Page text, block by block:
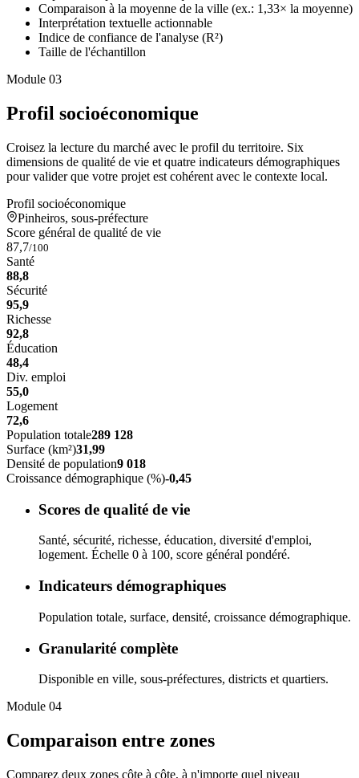
Comparaison à la moyenne de la ville (ex.: 1,33× la moyenne)
Interprétation textuelle actionnable
Indice de confiance de l'analyse (R²)
Taille de l'échantillon
Module 03
Profil socioéconomique
Croisez la lecture du marché avec le profil du territoire. Six
dimensions de qualité de vie et quatre indicateurs démographiques
pour valider que votre projet est cohérent avec le contexte local.
Profil socioéconomique
Pinheiros, sous-préfecture
Score général de qualité de vie
87,7/100
Santé
88,8
Sécurité
95,9
Richesse
92,8
Éducation
48,4
Div. emploi
55,0
Logement
72,6
Population totale289 128
Surface (km²)31,99
Densité de population9 018
Croissance démographique (%)-0,45
Scores de qualité de vie
Santé, sécurité, richesse, éducation, diversité d'emploi,
logement. Échelle 0 à 100, score général pondéré.
Indicateurs démographiques
Population totale, surface, densité, croissance démographique.
Granularité complète
Disponible en ville, sous-préfectures, districts et quartiers.
Module 04
Comparaison entre zones
Comparez deux zones côte à côte, à n'importe quel niveau